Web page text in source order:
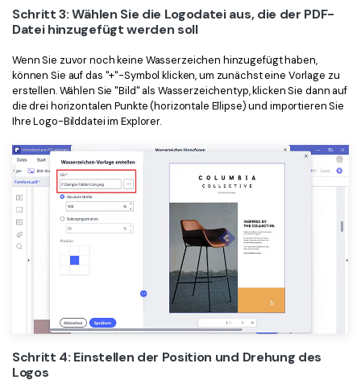
Schritt 3: Wählen Sie die Logodatei aus, die der PDF-
Datei hinzugefügt werden soll
Wenn Sie zuvor noch keine Wasserzeichen hinzugefügt haben,
können Sie auf das "+"-Symbol klicken, um zunächst eine Vorlage zu
erstellen. Wählen Sie "Bild" als Wasserzeichentyp, klicken Sie dann auf
die drei horizontalen Punkte (horizontale Ellipse) und importieren Sie
Ihre Logo-Bilddatei im Explorer.
Schritt 4: Einstellen der Position und Drehung des
Logos